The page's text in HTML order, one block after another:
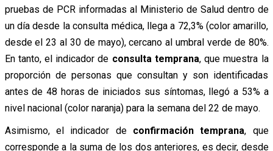
pruebas de PCR informadas al Ministerio de Salud dentro de
un día desde la consulta médica, llega a 72,3% (color amarillo,
desde el 23 al 30 de mayo), cercano al umbral verde de 80%.
En tanto, el indicador de consulta temprana, que muestra la
proporción de personas que consultan y son identificadas
antes de 48 horas de iniciados sus síntomas, llegó a 53% a
nivel nacional (color naranja) para la semana del 22 de mayo.
Asimismo, el indicador de confirmación temprana, que
corresponde a la suma de los dos anteriores, es decir, desde